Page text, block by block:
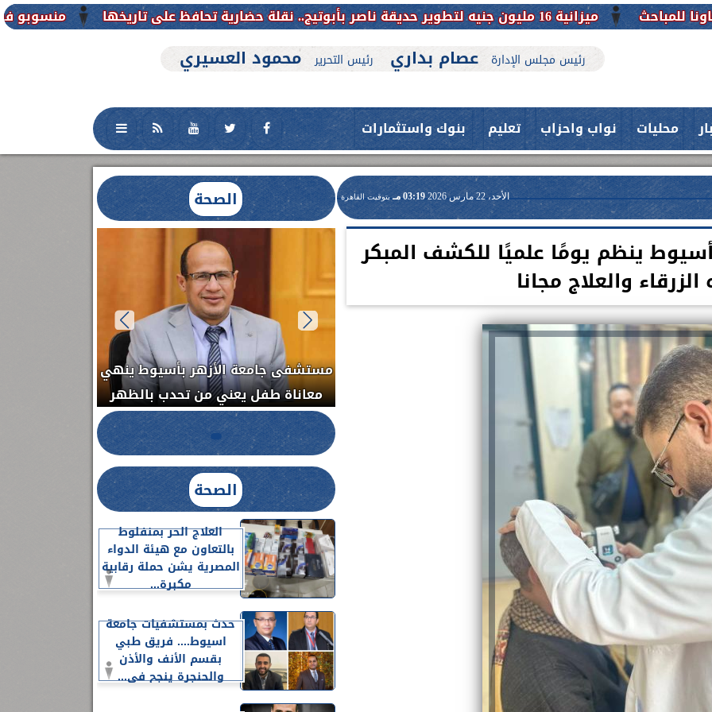
منسوبو فرع جامعة الأزهر للوجه
رئيس مجلس الإدارة عصام بداري رئيس التحرير محمود العسيري
محليات نواب واحزاب تعليم بنوك واستثمارات
الأحد، 22 مارس 2026 03:19 مـ بتوقيت القاهرة
ينظم يومًا علميًا للكشف المبكر
والعلاج مجانا
الصحة
العلاج الحر بمنفلوط بالتعاون مع هيئة
الدواء المصرية يشن حملة رقابية مكبرة
لضبط المنشآت الطبية المخالفة.....
حدث بمستشفيات جامعة اسيوط....
فريق طبي بقسم الأنف والأذن
والحنجرة ينجح في استئصال ورم خبيث
اعلن الدكتور طارق على ، القائم بأعمال
رئيس جامعة بني سويف نجاحاً طبياً
جديد بمستشفيات الجامعة...
الصحة
العلاج الحر بمنفلوط
بالتعاون مع هيئة الدواء
المصرية يشن حملة رقابية
مكبرة...
حدث بمستشفيات جامعة
اسيوط.... فريق طبي
بقسم الأنف والأذن
والحنجرة ينجح في...